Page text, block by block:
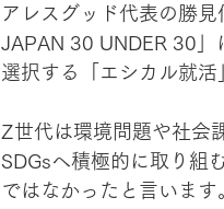
アレスグッド代表の勝
JAPAN 30 UNDER 30」
選択する「エシカル就活
Z世代は環境問題や社会
SDGsへ積極的に取り組
ではなかったと言いま